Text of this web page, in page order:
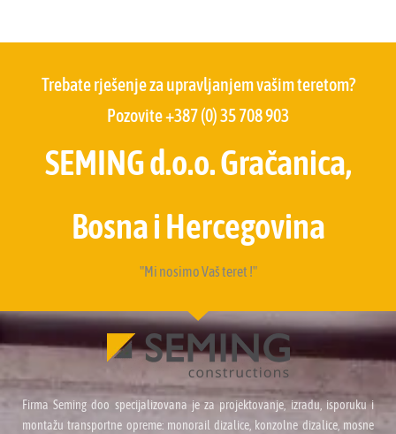
Trebate rješenje za upravljanjem vašim teretom?
Pozovite +387 (0) 35 708 903
SEMING d.o.o. Gračanica,
Bosna i Hercegovina
"Mi nosimo Vaš teret !"
Firma Seming doo specijalizovana je za projektovanje, izradu, isporuku i
montažu transportne opreme: monorail dizalice, konzolne dizalice, mosne